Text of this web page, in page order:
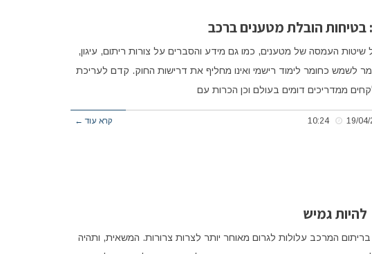
הובלת מטענים ברכב
העמסה של מטענים, כמו גם מידע והסברים על צורות ריתום, עיגון,
לשמש כחומר לימוד רישמי ואינו מחליף את דרישות החוק. קדם לעריכת
ממדריכים דומים בעולם וכן הכרות עם
10:24 קרא עוד ←
להיות גמיש
המרכב עלולות לגרום מאוחר יותר לצרות צרורות. המשאית, ותהיה